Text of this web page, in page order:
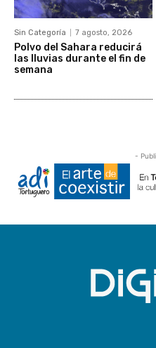
Sin Categoría 7 agosto, 2026
Polvo del Sahara reducirá
las lluvias durante el fin de
semana
-